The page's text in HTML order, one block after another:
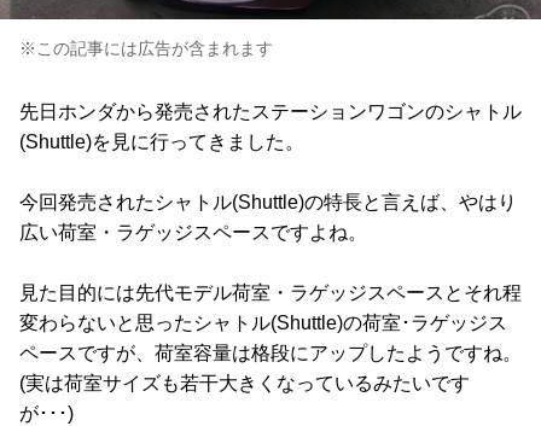
※この記事には広告が含まれます
先日ホンダから発売されたステーションワゴンのシャトル
(Shuttle)を見に行ってきました。
今回発売されたシャトル(Shuttle)の特長と言えば、やはり
広い荷室・ラゲッジスペースですよね。
見た目的には先代モデル荷室・ラゲッジスペースとそれ程
変わらないと思ったシャトル(Shuttle)の荷室･ラゲッジス
ペースですが、荷室容量は格段にアップしたようですね。
(実は荷室サイズも若干大きくなっているみたいです
が･･･)